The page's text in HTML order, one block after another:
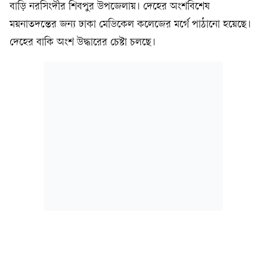
বাড়ি নরসিংদীর শিবপুর উপজেলায়। দেহের অংশবিশেষ
ময়নাতদন্তের জন্য ঢাকা মেডিকেল কলেজের মর্গে পাঠানো হয়েছে।
দেহের বাকি অংশ উদ্ধারের চেষ্টা চলছে।